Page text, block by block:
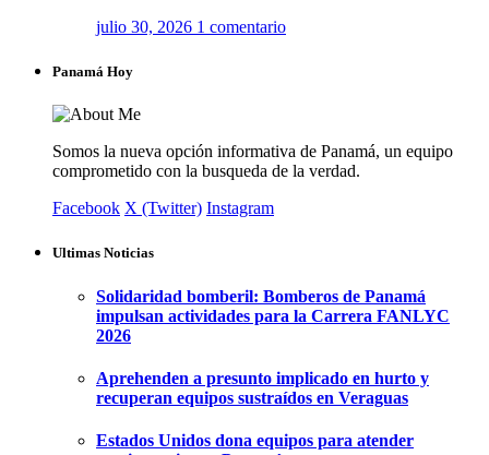
julio 30, 2026 1 comentario
Panamá Hoy
Somos la nueva opción informativa de Panamá, un equipo
comprometido con la busqueda de la verdad.
Facebook X (Twitter) Instagram
Ultimas Noticias
Solidaridad bomberil: Bomberos de Panamá
impulsan actividades para la Carrera FANLYC
2026
Aprehenden a presunto implicado en hurto y
recuperan equipos sustraídos en Veraguas
Estados Unidos dona equipos para atender